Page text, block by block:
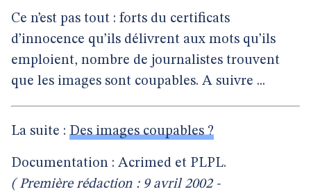
Ce n’est pas tout : forts du certificats
d’innocence qu’ils délivrent aux mots qu’ils
emploient, nombre de journalistes trouvent
que les images sont coupables. A suivre ...
La suite : Des images coupables ?
Documentation : Acrimed et PLPL.
( Première rédaction : 9 avril 2002 -